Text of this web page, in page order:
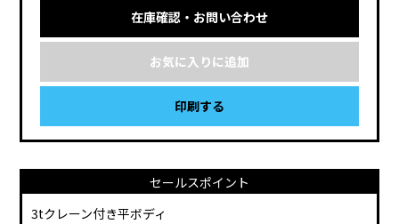
在庫確認・お問い合わせ
お気に入りに追加
印刷する
セールスポイント
3tクレーン付き平ボディ